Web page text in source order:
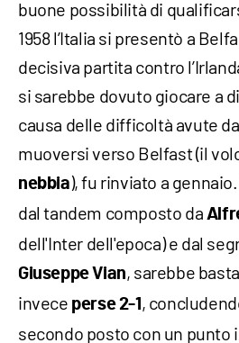
buone possibilità di
1958 l’Italia si presentò a
decisiva partita contro
si sarebbe dovuto giocare a
causa delle difficoltà avute
muoversi verso Belfast (il
nebbia), fu rinviato a
dal tandem composto da
dell'Inter dell'epoca) e dal
Giuseppe Vian, sarebbe
invece perse 2-1 ,
secondo posto con un punto